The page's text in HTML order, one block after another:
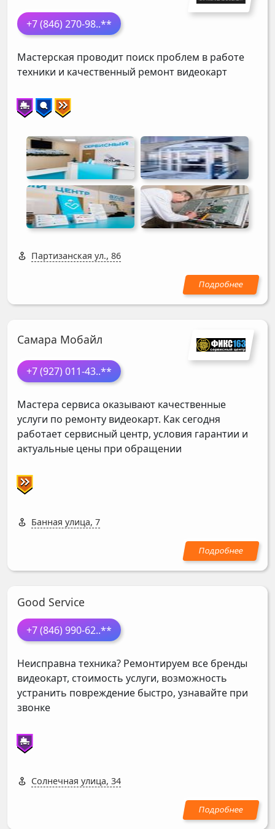
+7 (846) 270-98..**
Мастерская проводит поиск проблем в работе
техники и качественный ремонт видеокарт
Партизанская ул., 86
Самара Мобайл
+7 (927) 011-43..**
Мастера сервиса оказывают качественные
услуги по ремонту видеокарт. Как сегодня
работает сервисный центр, условия гарантии и
актуальные цены при обращении
Банная улица, 7
Good Service
+7 (846) 990-62..**
Неисправна техника? Ремонтируем все бренды
видеокарт, стоимость услуги, возможность
устранить повреждение быстро, узнавайте при
звонке
Солнечная улица, 34